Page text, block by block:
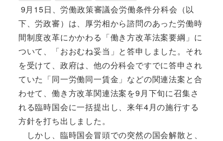
9月15日、労働政策審議会労働条件分科会（以
下、労政審）は、厚労相から諮問のあった労働時
間制度改革にかかわる「働き方改革法案要綱」に
ついて、「おおむね妥当」と答申しました。それ
を受けて、政府は、他の分科会ですでに答申され
ていた「同一労働同一賃金」などの関連法案と合
わせて、働き方改革関連法案を9月下旬に召集さ
れる臨時国会に一括提出し、来年4月の施行する
方針を打ち出しました。
しかし、臨時国会冒頭での突然の国会解散と、